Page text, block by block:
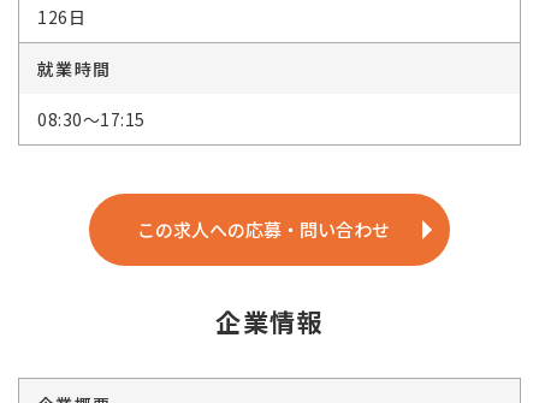
126日
就業時間
08:30～17:15
この求人への応募・問い合わせ
企業情報